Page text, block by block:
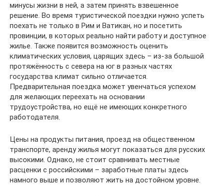
минусы жизни в ней, а затем принять взвешенное
решение. Во время туристической поездки нужно успеть
поехать не только в Рим и Ватикан, но и посетить
провинции, в которых реально найти работу и доступное
жилье. Также появится возможность оценить
климатических условия, царящих здесь – из-за большой
протяжённость с севера на юг в разных частях
государства климат сильно отличается.
Предварительная поездка может увенчаться успехом
для желающих переехать на основании
трудоустройства, но ещё не имеющих конкретного
работодателя.
Цены на продукты питания, проезд на общественном
транспорте, аренду жилья могут показаться для русских
высокими. Однако, не стоит сравнивать местные
расценки с российскими – заработные платы здесь
намного выше и позволяют жить на достойном уровне.